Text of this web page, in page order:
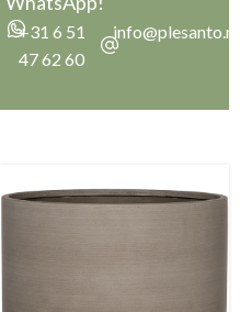
+31 6 51
47 62 60
info@plesanto.nl